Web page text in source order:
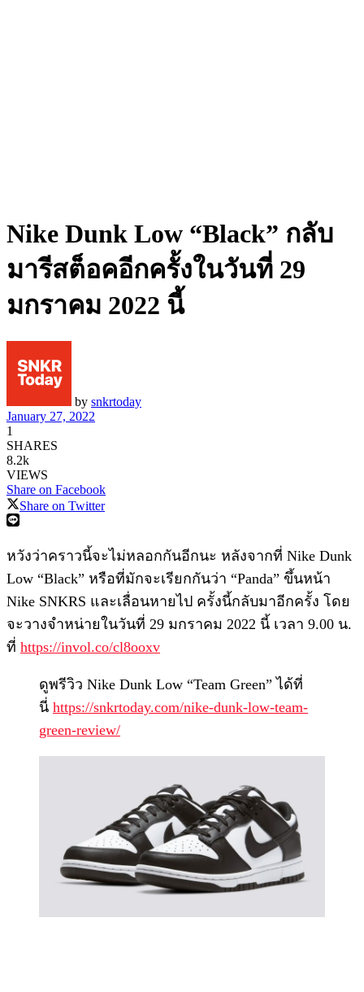
Nike Dunk Low “Black” กลับ
มารีสต็อคอีกครั้งในวันที่ 29
มกราคม 2022 นี้
by snkrtoday
January 27, 2022
1
SHARES
8.2k
VIEWS
Share on Facebook
Share on Twitter
หวังว่าคราวนี้จะไม่หลอกกันอีกนะ หลังจากที่ Nike Dunk
Low “Black” หรือที่มักจะเรียกกันว่า “Panda” ขึ้นหน้า
Nike SNKRS และเลื่อนหายไป ครั้งนี้กลับมาอีกครั้ง โดย
จะวางจำหน่ายในวันที่ 29 มกราคม 2022 นี้ เวลา 9.00 น.
ที่ https://invol.co/cl8ooxv
ดูพรีวิว Nike Dunk Low “Team Green” ได้ที่
นี่ https://snkrtoday.com/nike-dunk-low-team-
green-review/